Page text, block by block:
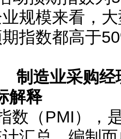
规模来看，
指数都高于
制造业采购经
解释
（PMI），